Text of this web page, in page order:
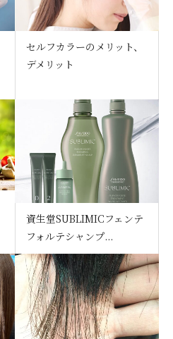
セルフカラーのメリット、
デメリット
資生堂SUBLIMICフェンテ
フォルテシャンプ...